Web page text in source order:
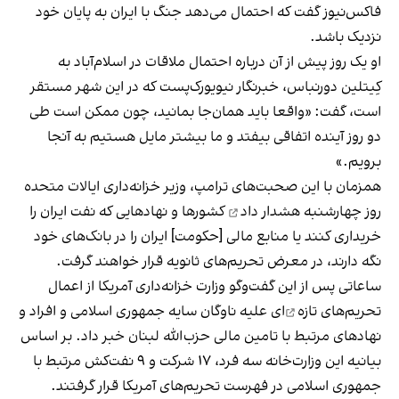
فاکس‌نیوز گفت که احتمال می‌دهد جنگ با ایران به پایان خود
نزدیک باشد.
او یک روز پیش از آن درباره احتمال ملاقات در اسلام‌آباد به
کِیتلین دورنباس، خبرنگار نیویورک‌پست که در این شهر مستقر
است، گفت: «واقعا باید همان‌جا بمانید، چون ممکن است طی
دو روز آینده اتفاقی بیفتد و ما بیشتر مایل هستیم به آنجا
برویم.»
همزمان با این صحبت‌های ترامپ، وزیر خزانه‌داری ایالات متحده
روز چهارشنبه هشدار داد
کشورها و نهادهایی که نفت ایران را
خریداری کنند یا منابع مالی [حکومت] ایران را در بانک‌های خود
نگه دارند، در معرض تحریم‌های ثانویه قرار خواهند گرفت.
ساعاتی پس از این گفت‌وگو وزارت خزانه‌داری آمریکا ازاعمال
تحریم‌های تازه‌
ای علیه ناوگان سایه جمهوری اسلامی و افراد و
نهادهای مرتبط با تامین مالی حزب‌الله لبنان خبر داد. بر اساس
بیانیه این وزارت‌خانه سه فرد، ۱۷ شرکت و ۹ نفت‌کش مرتبط با
جمهوری اسلامی در فهرست تحریم‌های آمریکا قرار گرفتند.